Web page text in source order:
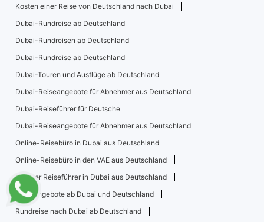
Kosten einer Reise von Deutschland nach Dubai
Dubai-Rundreise ab Deutschland
Dubai-Rundreisen ab Deutschland
Dubai-Rundreise ab Deutschland
Dubai-Touren und Ausflüge ab Deutschland
Dubai-Reiseangebote für Abnehmer aus Deutschland
Dubai-Reiseführer für Deutsche
Dubai-Reiseangebote für Abnehmer aus Deutschland
Online-Reisebüro in Dubai aus Deutschland
Online-Reisebüro in den VAE aus Deutschland
Privater Reiseführer in Dubai aus Deutschland
Reiseangebote ab Dubai und Deutschland
Rundreise nach Dubai ab Deutschland